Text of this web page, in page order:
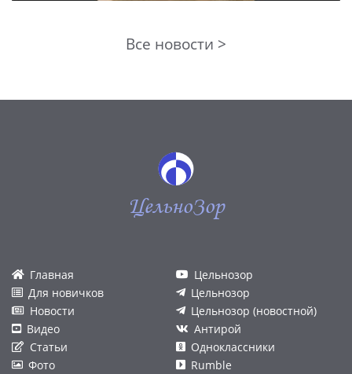
Все новости >
ЦельноЗор
Главная
Для новичков
Новости
Видео
Статьи
Фото
Цельнозор
Цельнозор
Цельнозор (новостной)
Антирой
Одноклассники
Rumble